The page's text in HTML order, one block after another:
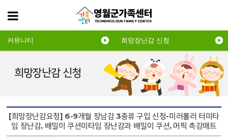
희망장난감 신청
커뮤니티 희망장난감 신청
[희망장난감요청] 6-9개월 장남감 3종류 구입 신청-미러롤러 터미타
임 장난감, 배밀이 쿠션미타임 장난감과 배밀이 쿠션, 머픽 촉감매트